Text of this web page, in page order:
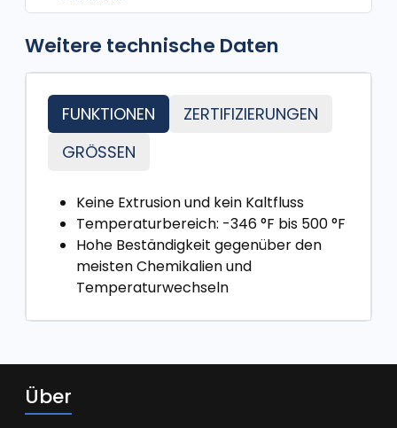
Weitere technische Daten
FUNKTIONEN
ZERTIFIZIERUNGEN
GRÖSSEN
Keine Extrusion und kein Kaltfluss
Temperaturbereich: -346 °F bis 500 °F
Hohe Beständigkeit gegenüber den
meisten Chemikalien und
Temperaturwechseln
Über